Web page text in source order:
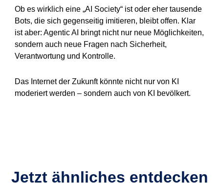
Ob es wirklich eine „AI Society“ ist oder eher tausende
Bots, die sich gegenseitig imitieren, bleibt offen. Klar
ist aber: Agentic AI bringt nicht nur neue Möglichkeiten,
sondern auch neue Fragen nach Sicherheit,
Verantwortung und Kontrolle.
Das Internet der Zukunft könnte nicht nur von KI
moderiert werden – sondern auch von KI bevölkert.
Jetzt ähnliches entdecken